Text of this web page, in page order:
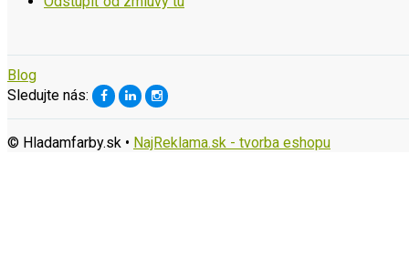
Blog
Sledujte nás:
© Hladamfarby.sk • NajReklama.sk - tvorba eshopu